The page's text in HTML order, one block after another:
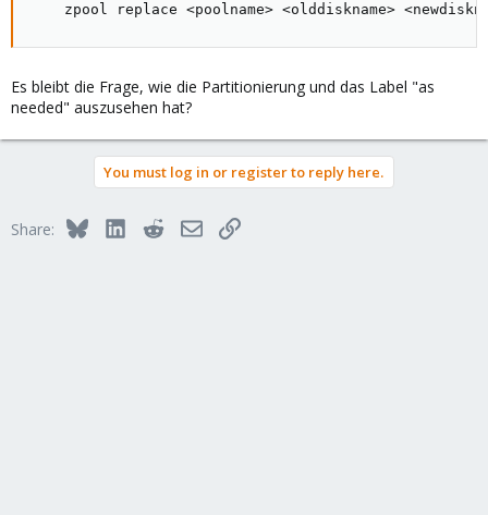
zpool replace <poolname> <olddiskname>
Es bleibt die Frage, wie die Partitionierung und das Label "as
needed" auszusehen hat?
You must log in or register to reply here.
Share: BlueskyLinkedInRedditEmailLink